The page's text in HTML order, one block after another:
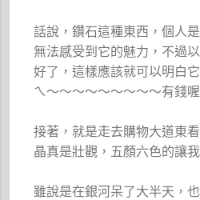
話說，鑽石這種東西，個人
無法感受到它的魅力，不過
好了，這樣應該就可以明白
ㄟ～～～～～～～～～有錢
接著，就是走去購物大道東
晶真是壯觀，五顏六色的讓
雖說是在銀河呆了大半天，